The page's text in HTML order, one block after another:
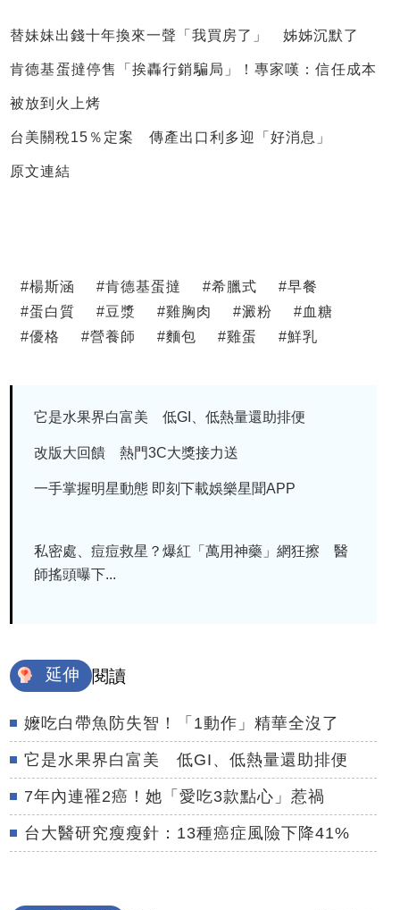
替妹妹出錢十年換來一聲「我買房了」 姊姊沉默了
肯德基蛋撻停售「挨轟行銷騙局」！專家嘆：信任成本
被放到火上烤
台美關稅15％定案 傳產出口利多迎「好消息」
原文連結
#楊斯涵 #肯德基蛋撻 #希臘式 #早餐
#蛋白質 #豆漿 #雞胸肉 #澱粉 #血糖
#優格 #營養師 #麵包 #雞蛋 #鮮乳
它是水果界白富美 低GI、低熱量還助排便
改版大回饋 熱門3C大獎接力送
一手掌握明星動態 即刻下載娛樂星聞APP
私密處、痘痘救星？爆紅「萬用神藥」網狂擦 醫
師搖頭曝下...
延伸 閱讀
嬤吃白帶魚防失智！「1動作」精華全沒了
它是水果界白富美 低GI、低熱量還助排便
7年內連罹2癌！她「愛吃3款點心」惹禍
台大醫研究瘦瘦針：13種癌症風險下降41%